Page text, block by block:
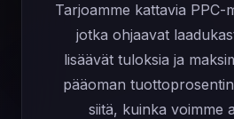
Tarjoamme kattavia PPC-
jotka ohjaavat
lisäävät tuloksia ja
pääoman
siitä, kuinka voimme